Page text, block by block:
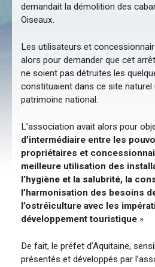
demandait la démolition des
Oiseaux.
Les utilisateurs et
alors pour demander que cet
ne soient pas détruites les
constituaient dans ce site
patrimoine national.
L’association avait alors pour
d’intermédiaire entre les
propriétaires et
meilleure utilisation des
l’hygiène et la salubrité, la
l’harmonisation des besoins
l’ostréiculture avec les
développement touristique »
De fait, le préfet d’Aquitaine,
présentés et développés par